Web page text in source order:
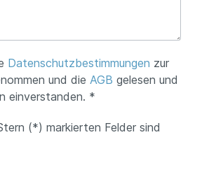
Datenschutzbestimmungen zur
und die AGB gelesen und
einverstanden. *
(*) markierten Felder sind